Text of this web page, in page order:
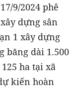
9/2024 phê
dựng sân
1 xây dựng
băng dài 1.500
ha tại xã
kiến hoàn